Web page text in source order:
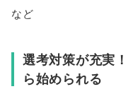
など
選考対策が充実
ら始められる